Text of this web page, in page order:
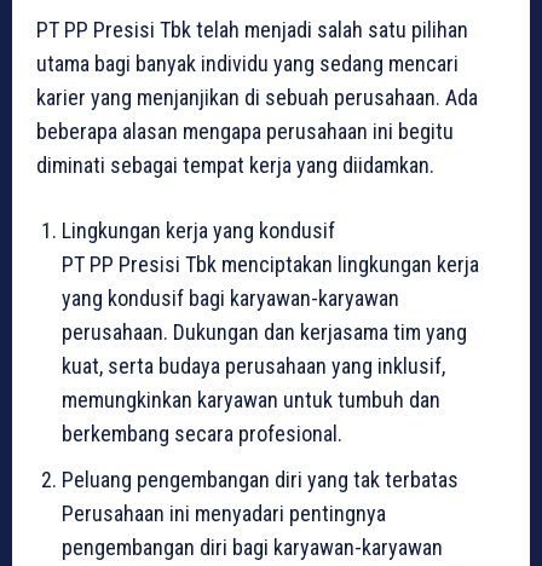
PT PP Presisi Tbk telah menjadi salah satu pilihan
utama bagi banyak individu yang sedang mencari
karier yang menjanjikan di sebuah perusahaan. Ada
beberapa alasan mengapa perusahaan ini begitu
diminati sebagai tempat kerja yang diidamkan.
Lingkungan kerja yang kondusif
PT PP Presisi Tbk menciptakan lingkungan kerja
yang kondusif bagi karyawan-karyawan
perusahaan. Dukungan dan kerjasama tim yang
kuat, serta budaya perusahaan yang inklusif,
memungkinkan karyawan untuk tumbuh dan
berkembang secara profesional.
Peluang pengembangan diri yang tak terbatas
Perusahaan ini menyadari pentingnya
pengembangan diri bagi karyawan-karyawan